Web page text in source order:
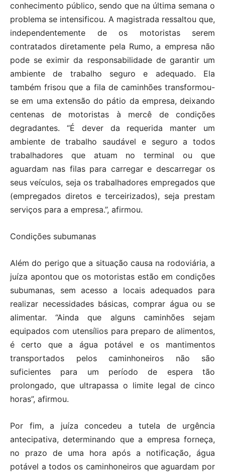
conhecimento público, sendo que na última semana o
problema se intensificou. A magistrada ressaltou que,
independentemente de os motoristas serem
contratados diretamente pela Rumo, a empresa não
pode se eximir da responsabilidade de garantir um
ambiente de trabalho seguro e adequado. Ela
também frisou que a fila de caminhões transformou-
se em uma extensão do pátio da empresa, deixando
centenas de motoristas à mercê de condições
degradantes. “É dever da requerida manter um
ambiente de trabalho saudável e seguro a todos
trabalhadores que atuam no terminal ou que
aguardam nas filas para carregar e descarregar os
seus veículos, seja os trabalhadores empregados que
(empregados diretos e terceirizados), seja prestam
serviços para a empresa.”, afirmou.
Condições subumanas
Além do perigo que a situação causa na rodoviária, a
juíza apontou que os motoristas estão em condições
subumanas, sem acesso a locais adequados para
realizar necessidades básicas, comprar água ou se
alimentar. “Ainda que alguns caminhões sejam
equipados com utensílios para preparo de alimentos,
é certo que a água potável e os mantimentos
transportados pelos caminhoneiros não são
suficientes para um período de espera tão
prolongado, que ultrapassa o limite legal de cinco
horas”, afirmou.
Por fim, a juíza concedeu a tutela de urgência
antecipativa, determinando que a empresa forneça,
no prazo de uma hora após a notificação, água
potável a todos os caminhoneiros que aguardam por